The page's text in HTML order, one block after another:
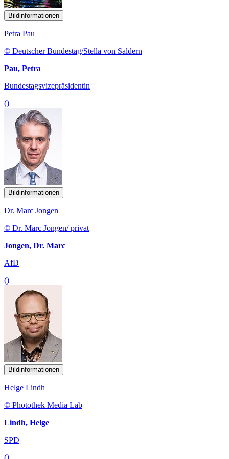
Bildinformationen
Petra Pau
© Deutscher Bundestag/Stella von Saldern
Pau, Petra
Bundestagsvizepräsidentin
()
Bildinformationen
Dr. Marc Jongen
© Dr. Marc Jongen/ privat
Jongen, Dr. Marc
AfD
()
Bildinformationen
Helge Lindh
© Photothek Media Lab
Lindh, Helge
SPD
()